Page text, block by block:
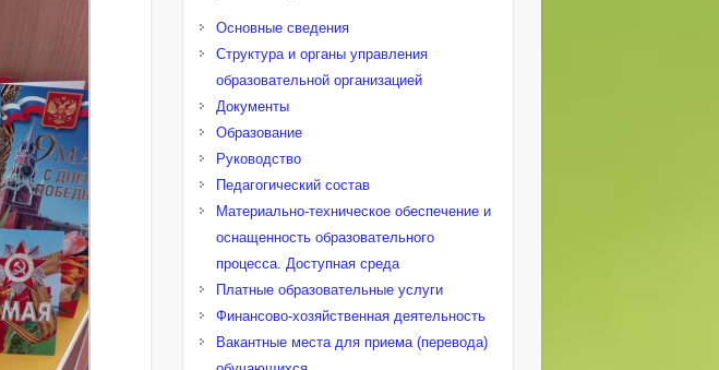
Основные сведения
Структура и органы управления
образовательной организацией
Документы
Образование
Руководство
Педагогический состав
Материально-техническое обеспечение и
оснащенность образовательного
процесса. Доступная среда
Платные образовательные услуги
Финансово-хозяйственная деятельность
Вакантные места для приема (перевода)